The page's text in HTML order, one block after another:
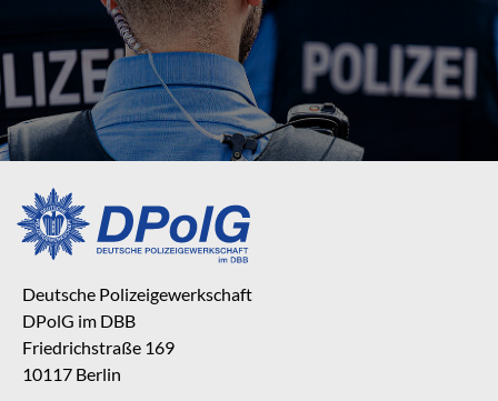
Deutsche Polizeigewerkschaft
DPolG im DBB
Friedrichstraße 169
10117 Berlin